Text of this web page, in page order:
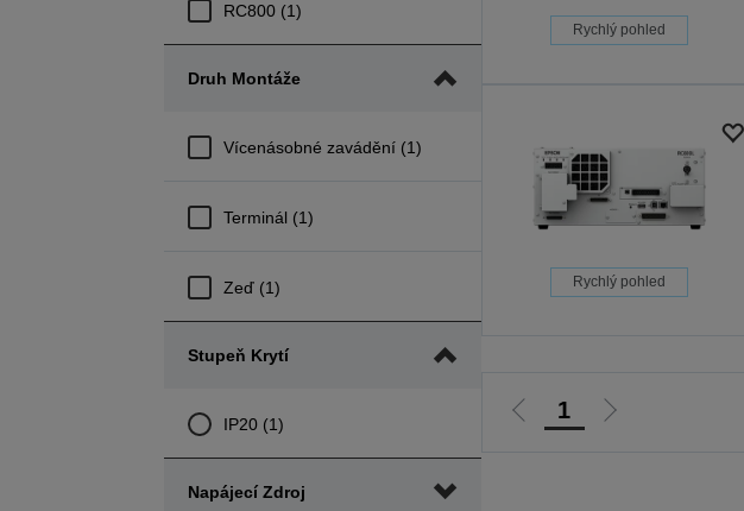
RC800 (1)
Druh Montáže
Vícenásobné zavádění (1)
Terminál (1)
Zeď (1)
Stupeň Krytí
IP20 (1)
Napájecí Zdroj
Rychlý pohled
Rychlý pohled
Jít
1
Jít